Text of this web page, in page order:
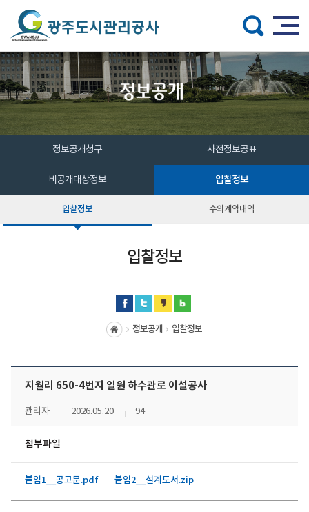
정보공개청구 사전정보공표
비공개대상정보 입찰정보
입찰정보 수의계약내역
입찰정보
정보공개 입찰정보
지월리 650-4번지 일원 하수관로 이설공사
관리자 2026.05.20 94
첨부파일
붙임1__공고문.pdf 붙임2__설계도서.zip